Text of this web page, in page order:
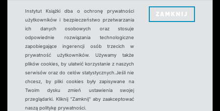
Instytut Książki dba o ochronę prywatności
użytkowników i bezpieczeństwo przetwarzania
ich danych osobowych oraz stosuje
odpowiednie rozwiązania technologiczne
zapobiegające ingerencji osób trzecich w
prywatność użytkowników. Używamy także
plików cookies, by ułatwić korzystanie z naszych
serwisów oraz do celów statystycznych.Jeśli nie
chcesz, by pliki cookies były zapisywane na
Twoim dysku zmień ustawienia swojej
przeglądarki. Kliknij "Zamknij" aby zaakceptować
naszą politykę prywatności.
ZAMKNIJ